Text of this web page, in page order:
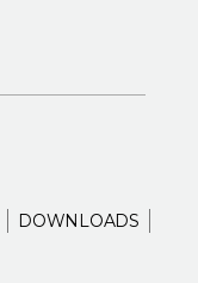
DOWNLOADS